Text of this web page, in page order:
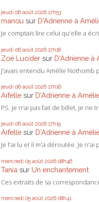
jeudi 06 août 2026 17h53
manou sur D'Adrienne à
Je comptais lire celui qu'elle a
jeudi 06 août 2026 17h18
Zoë Lucider sur D'Adrienne à
J'avais entendu Amélie Nothomb
jeudi 06 août 2026 17h16
Aifelle sur D'Adrienne à
PS. Je n'ai pas fait de billet, je ne
jeudi 06 août 2026 17h15
Aifelle sur D'Adrienne à
Je l'ai lu et il m'a déroutée. Je n'ai
mercredi 05 août 2026 08h46
Tania sur Un enchantement
Ces extraits de sa
mercredi 05 août 2026 08h41